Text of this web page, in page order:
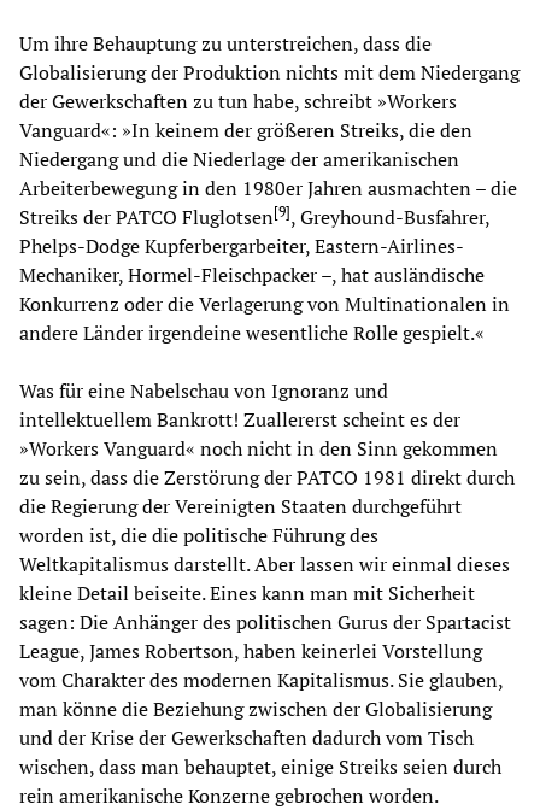
Um ihre Behauptung zu unterstreichen, dass die
Globalisierung der Produktion nichts mit dem Niedergang
der Gewerkschaften zu tun habe, schreibt »Workers
Vanguard«: »In keinem der größeren Streiks, die den
Niedergang und die Niederlage der amerikanischen
Arbeiterbewegung in den 1980er Jahren ausmachten – die
Streiks der PATCO Fluglotsen[9], Greyhound-Busfahrer,
Phelps-Dodge Kupferbergarbeiter, Eastern-Airlines-
Mechaniker, Hormel-Fleischpacker –, hat ausländische
Konkurrenz oder die Verlagerung von Multinationalen in
andere Länder irgendeine wesentliche Rolle gespielt.«
Was für eine Nabelschau von Ignoranz und
intellektuellem Bankrott! Zuallererst scheint es der
»Workers Vanguard« noch nicht in den Sinn gekommen
zu sein, dass die Zerstörung der PATCO 1981 direkt durch
die Regierung der Vereinigten Staaten durchgeführt
worden ist, die die politische Führung des
Weltkapitalismus darstellt. Aber lassen wir einmal dieses
kleine Detail beiseite. Eines kann man mit Sicherheit
sagen: Die Anhänger des politischen Gurus der Spartacist
League, James Robertson, haben keinerlei Vorstellung
vom Charakter des modernen Kapitalismus. Sie glauben,
man könne die Beziehung zwischen der Globalisierung
und der Krise der Gewerkschaften dadurch vom Tisch
wischen, dass man behauptet, einige Streiks seien durch
rein amerikanische Konzerne gebrochen worden.